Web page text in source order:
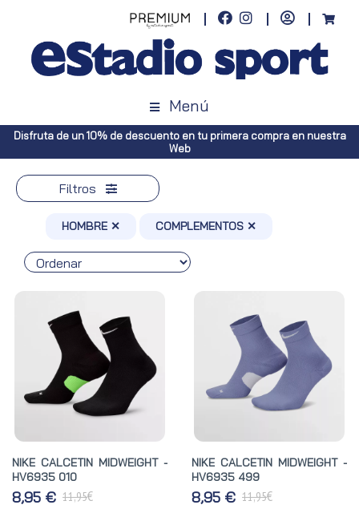
Menú
compra en nuestra
Envíos gratuitos a toda España (Canarias,
Filtros
HOMBRE ✕ COMPLEMENTOS ✕
NIKE CALCETIN MIDWEIGHT -
HV6935 010
8,95 € 11,95€
NIKE CALCETIN MIDWEIGHT -
HV6935 499
8,95 € 11,95€